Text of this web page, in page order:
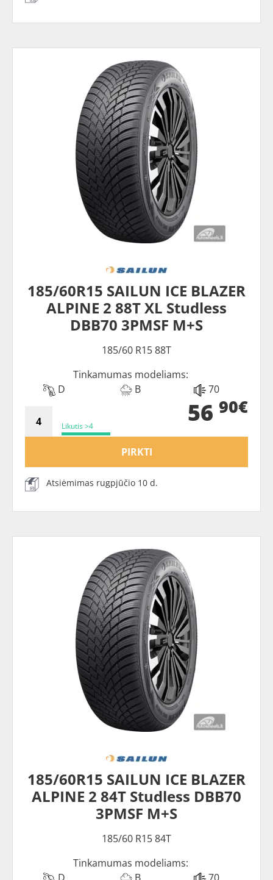
185/60R15 SAILUN ICE BLAZER
ALPINE 2 88T XL Studless
DBB70 3PMSF M+S
185/60 R15 88T
Tinkamumas modeliams:
D
B 70
Likutis >4 56 90€
PIRKTI
Atsiėmimas rugpjūčio 10 d.
185/60R15 SAILUN ICE BLAZER
ALPINE 2 84T Studless DBB70
3PMSF M+S
185/60 R15 84T
Tinkamumas modeliams: